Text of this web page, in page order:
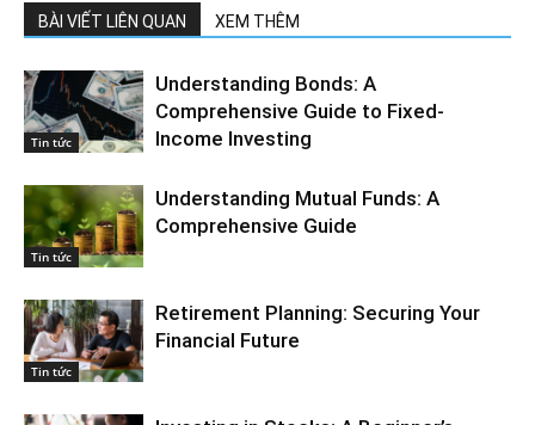
BÀI VIẾT LIÊN QUAN XEM THÊM
Tin tức
Understanding Bonds: A
Comprehensive Guide to Fixed-
Income Investing
Tin tức
Understanding Mutual Funds: A
Comprehensive Guide
Tin tức
Retirement Planning: Securing Your
Financial Future